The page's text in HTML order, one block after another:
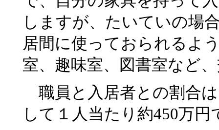
しますが、たいていの場
居間に使っておられるよ
室、趣味室、図書室など
職員と入居者との割合
して１人当たり約450万円